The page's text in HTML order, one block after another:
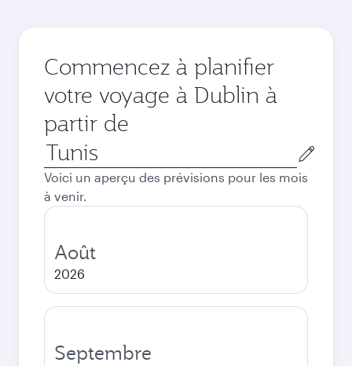
Commencez à planifier
votre voyage à Dublin à
partir de
Ville
de
départ
Voici un aperçu des prévisions pour les mois
à venir.
Août
2026
Septembre